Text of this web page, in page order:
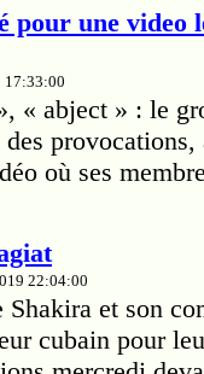
pour une video
17:33:00
« abject » : le
où ses
22:04:00
et son
cubain pour